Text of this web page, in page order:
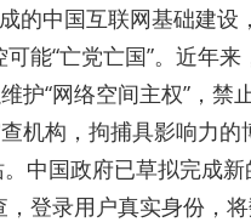
的中国互联网基础建设
能“亡党亡国”。近年
护“网络空间主权”，禁
机构，拘捕具影响力
中国政府已草拟完成
登录用户真实身份，